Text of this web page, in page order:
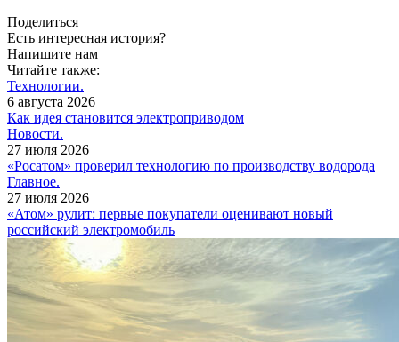
Поделиться
Есть интересная история?
Напишите нам
Читайте также:
Технологии.
6 августа 2026
Как идея становится электроприводом
Новости.
27 июля 2026
«Росатом» проверил технологию по производству водорода
Главное.
27 июля 2026
«Атом» рулит: первые покупатели оценивают новый
российский электромобиль